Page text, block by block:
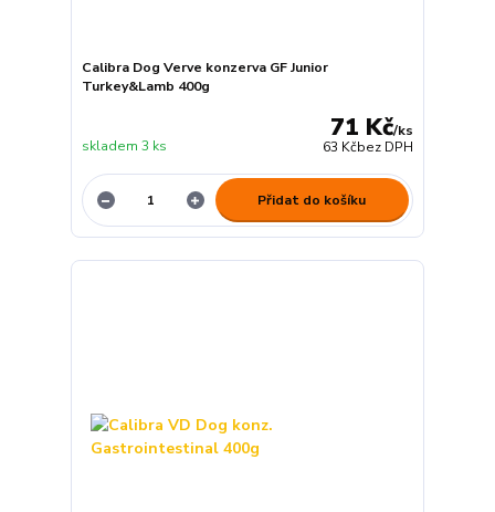
Calibra Dog Verve konzerva GF Junior
Turkey&Lamb 400g
71 Kč/ks
63 Kčbez DPH
skladem 3 ks
Přidat do košíku